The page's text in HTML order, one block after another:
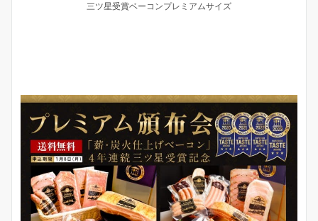
三ツ星受賞ベーコンプレミアムサイズ